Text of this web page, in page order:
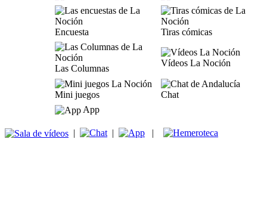
Encuesta Tiras cómicas
Las Columnas
Vídeos La Noción
Mini juegos
Chat
App
| | |